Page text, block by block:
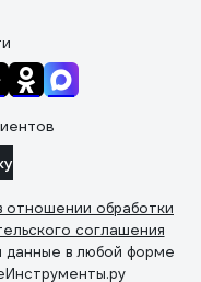
отношении обработки
соглашения
данные в любой форме